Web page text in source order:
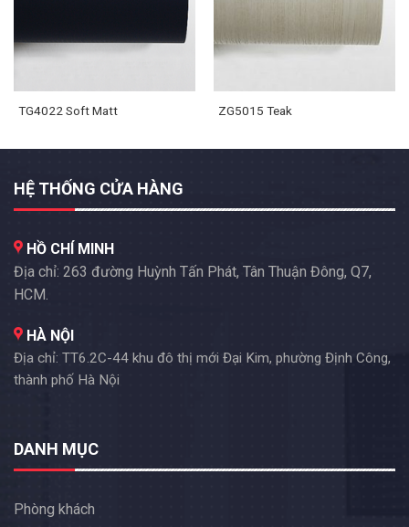
TG4022 Soft Matt ZG5015 Teak
HỆ THỐNG CỬA HÀNG
HỒ CHÍ MINH
Địa chỉ: 263 đường Huỳnh Tấn Phát, Tân Thuận Đông, Q7,
HCM.
HÀ NỘI
Địa chỉ: TT6.2C-44 khu đô thị mới Đại Kim, phường Định Công,
thành phố Hà Nội
DANH MỤC
Phòng khách